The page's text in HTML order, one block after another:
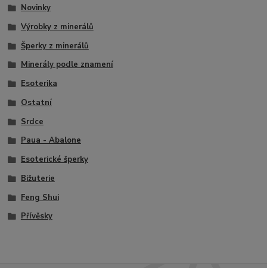
Novinky
Výrobky z minerálů
Šperky z minerálů
Minerály podle znamení
Esoterika
Ostatní
Srdce
Paua - Abalone
Esoterické šperky
Bižuterie
Feng Shui
Přívěsky